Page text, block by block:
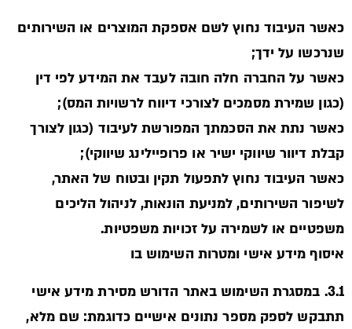
כאשר העיבוד נחוץ לשם אספקת המוצרים או השירותים
שנרכשו על ידך;
כאשר על החברה חלה חובה לעבד את המידע לפי דין
(כגון שמירת מסמכים לצורכי דיווח לרשויות המס);
כאשר נתת את הסכמתך המפורשת לעיבוד (כגון לצורך
קבלת דיוור שיווקי ישיר או פרופיילינג שיווקי);
כאשר העיבוד נחוץ לתפעול תקין ובטוח של האתר,
לשיפור השירותים, למניעת הונאות, לניהול הליכים
משפטיים או לשמירה על זכויות משפטיות.
איסוף מידע אישי ומטרות השימוש בו
3.1. במסגרת השימוש באתר הדורש מסירת מידע אישי
תתבקש לספק מספר נתונים אישיים כדוגמת: שם מלא,